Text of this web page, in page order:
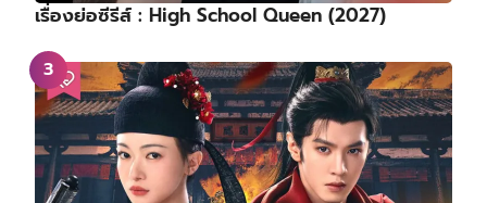
เรื่องย่อซีรีส์ : High School Queen (2027)